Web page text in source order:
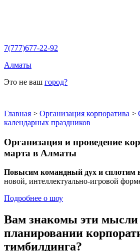
7(777)677-22-92
Алматы
Это не ваш город?
Главная > Организация корпоратива >
календарных праздников
Организация и проведение
марта в Алматы
Повысим командный дух и сплотим
новой, интеллектуально-игровой
Подробнее о шоу
Вам знакомы эти мысли
планировании
тимбилдинга?